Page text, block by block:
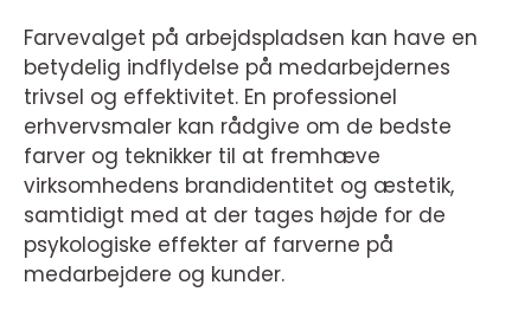
Farvevalget på arbejdspladsen kan have en
betydelig indflydelse på medarbejdernes
trivsel og effektivitet. En professionel
erhvervsmaler kan rådgive om de bedste
farver og teknikker til at fremhæve
virksomhedens brandidentitet og æstetik,
samtidigt med at der tages højde for de
psykologiske effekter af farverne på
medarbejdere og kunder.